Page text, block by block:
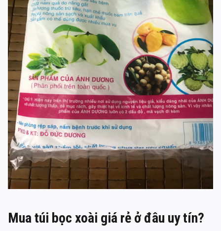
Mua túi bọc xoài giá rẻ ở đâu uy tín?